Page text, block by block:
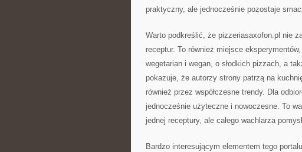
praktyczny, ale jednocześnie pozostaje
Warto podkreślić, że pizzeriasaxofon.pl nie
receptur. To również miejsce
wegetarian i wegan, o słodkich pizzach, a
pokazuje, że autorzy strony patrzą na
również przez współczesne trendy. Dla
jednocześnie użyteczne i nowoczesne. To
jednej receptury, ale całego wachlarza
Bardzo interesującym elementem tego